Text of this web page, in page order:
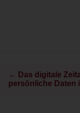
← Das digitale
persönliche Daten